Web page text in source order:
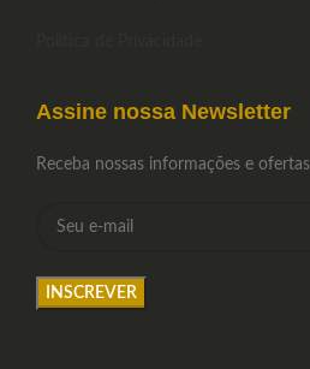
Assine nossa Newsletter
Receba nossas informações e